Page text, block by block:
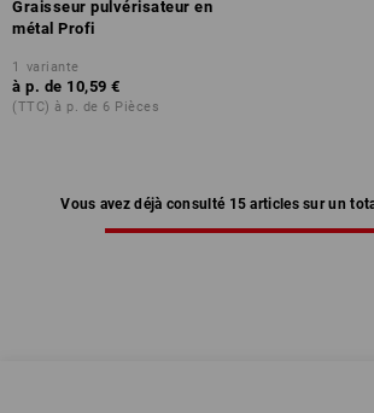
Graisseur pulvérisateur en
métal Profi
1 variante
à p. de 10,59 €
(TTC) à p. de 6 Pièces
Vous avez déjà consulté 15 articles sur un